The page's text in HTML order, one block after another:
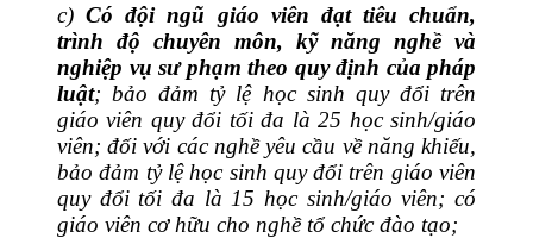
c)Có đội ngũ giáo viên đạt tiêu chuẩn,
trình độ chuyên môn, kỹ năng nghề và
nghiệp vụ sư phạm theo quy định của pháp
luật; bảo đảm tỷ lệ học sinh quy đổi trên
giáo viên quy đổi tối đa là 25 học sinh/giáo
viên; đối với các nghề yêu cầu về năng khiếu,
bảo đảm tỷ lệ học sinh quy đổi trên giáo viên
quy đổi tối đa là 15 học sinh/giáo viên; có
giáo viên cơ hữu cho nghề tổ chức đào tạo;